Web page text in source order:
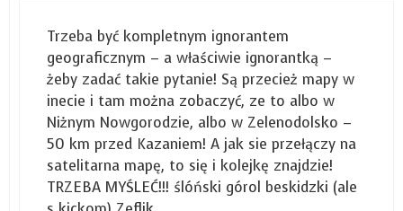
Trzeba być kompletnym ignorantem
geograficznym – a właściwie ignorantką –
żeby zadać takie pytanie! Są przecież mapy w
inecie i tam można zobaczyć, ze to albo w
Niżnym Nowgorodzie, albo w Zelenodolsko –
50 km przed Kazaniem! A jak sie przełączy na
satelitarna mapę, to się i kolejkę znajdzie!
TRZEBA MYŚLEĆ!!! ślóński górol beskidzki (ale